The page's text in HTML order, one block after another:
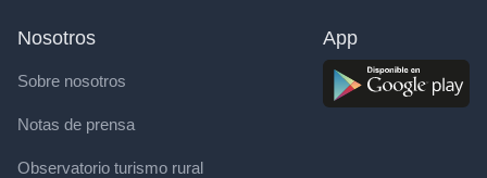
Nosotros
Sobre nosotros
Notas de prensa
Observatorio turismo rural
App